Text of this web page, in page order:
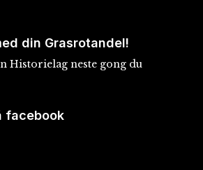
din Grasrotandel!
Historielag neste gong du
facebook